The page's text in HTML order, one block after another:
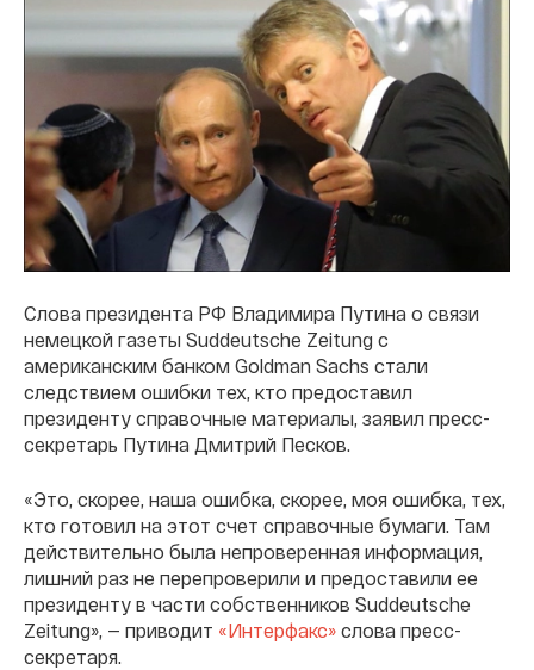
Слова президента РФ Владимира Путина о связи
немецкой газеты Suddeutsche Zeitung с
американским банком Goldman Sachs стали
следствием ошибки тех, кто предоставил
президенту справочные материалы, заявил пресс-
секретарь Путина Дмитрий Песков.
«Это, скорее, наша ошибка, скорее, моя ошибка, тех,
кто готовил на этот счет справочные бумаги. Там
действительно была непроверенная информация,
лишний раз не перепроверили и предоставили ее
президенту в части собственников Suddeutsche
Zeitung», — приводит «Интерфакс» слова пресс-
секретаря.